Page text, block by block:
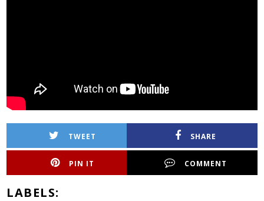
TWEET SHARE
PIN IT COMMENT
LABELS: